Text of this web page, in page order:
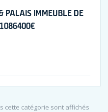
PALAIS IMMEUBLE DE
cette catégorie sont affichés